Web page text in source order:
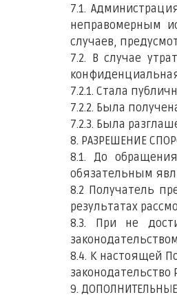
7.1.
неправомерным
случаев,
7.2. В случае
7.2.1. Стала
7.2.2. Была
7.2.3. Была
8. РАЗРЕШЕНИЕ
8.1. До
обязательным
8.2 Получатель
результатах
8.3. При не
8.4. К настоящей
законодательство
9.